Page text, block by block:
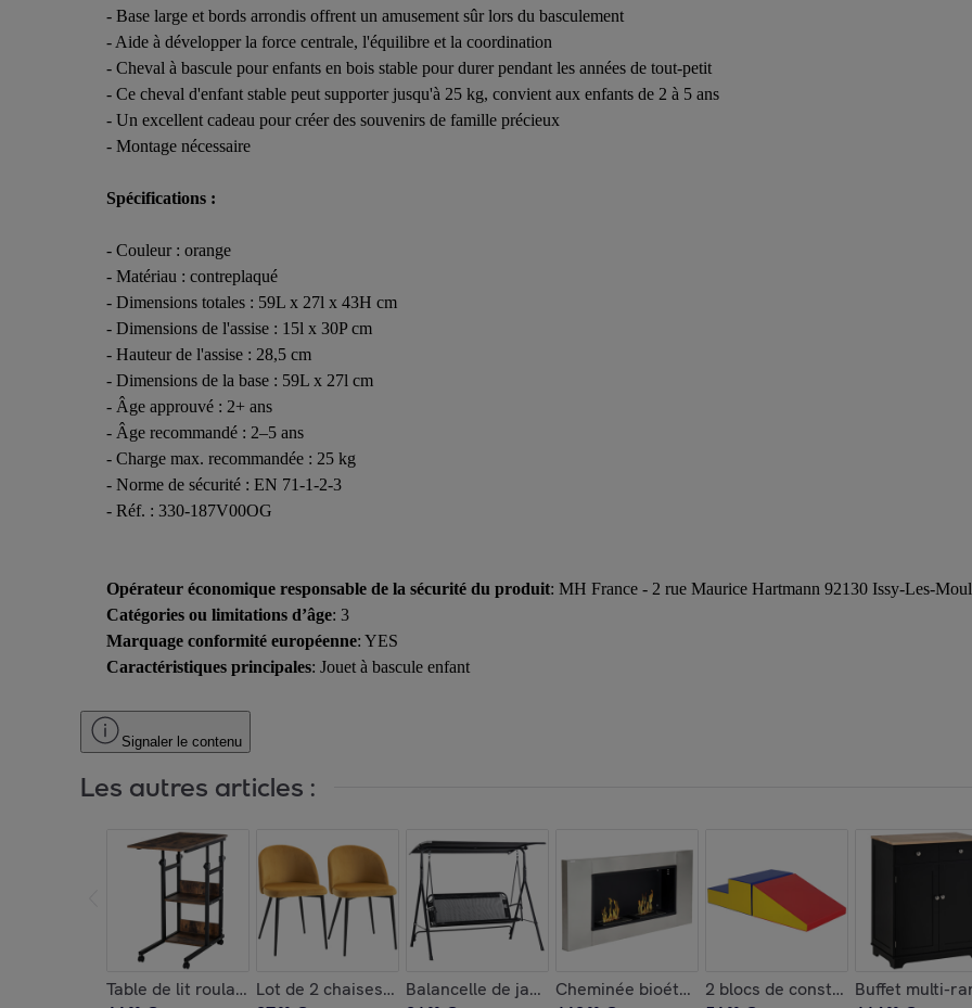
- Base large et bords arrondis offrent un amusement sûr lors du basculement
- Aide à développer la force centrale, l'équilibre et la coordination
- Cheval à bascule pour enfants en bois stable pour durer pendant les années de tout-petit
- Ce cheval d'enfant stable peut supporter jusqu'à 25 kg, convient aux enfants de 2 à 5 ans
- Un excellent cadeau pour créer des souvenirs de famille précieux
- Montage nécessaire
Spécifications :
- Couleur : orange
- Matériau : contreplaqué
- Dimensions totales : 59L x 27l x 43H cm
- Dimensions de l'assise : 15l x 30P cm
- Hauteur de l'assise : 28,5 cm
- Dimensions de la base : 59L x 27l cm
- Âge approuvé : 2+ ans
- Âge recommandé : 2–5 ans
- Charge max. recommandée : 25 kg
- Norme de sécurité : EN 71-1-2-3
- Réf. : 330-187V00OG
Opérateur économique responsable de la sécurité du produit: MH France - 2 rue Maurice Hartmann 92130 Issy-Les-
Catégories ou limitations d’âge: 3
Marquage conformité européenne: YES
Caractéristiques principales: Jouet à bascule enfant
Signaler le contenu
Les autres articles :
Table de lit roulante hauteur réglable 2 étagères intégrées
Lot de 2 chaises – Design scandinave – Assise velours
Balancelle de jardin 2 places - toit inclinaison réglable - acier textilène
Cheminée bioéthanol murale design Bauhaus 2
2 blocs de construction en
Buffet multi-